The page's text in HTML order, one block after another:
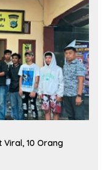
10 Orang